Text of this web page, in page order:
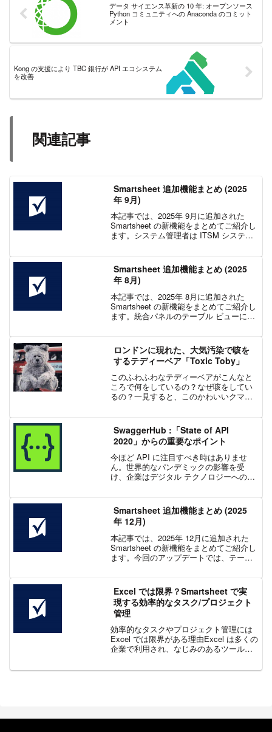
データ サイエンス革新の 10 年: オープンソース
Python コミュニティへの Anaconda のコミット
メント
Kong の支援により TBC 銀行が API エコシステム
を改善
関連記事
Smartsheet 追加機能まとめ (2025
年 9月)
本記事では、2025年 9月に追加された
Smartsheet の新機能をまとめてご紹介し
ます。システム管理者は ITSM システム
組織でもシート管理の効率化と管理負
荷...
Smartsheet 追加機能まとめ (2025
年 8月)
本記事では、2025年 8月に追加された
Smartsheet の新機能をまとめてご紹介し
ます。統合パネルのテーブル ビューに
ら直接ワークフローを...
ロンドンに現れた、大気汚染で咳を
するテディーベア「Toxic Toby」
このふわふわなテディーベアがこんなと
ころで何をしているの？なぜ咳をしてい
るの？一見すると、このかわいいクマの
しょう。これは、英国広告代理店の
McCann London...
SwaggerHub :「State of API
2020」からの重要なポイント
今ほど API に注目すべき時はありませ
ん。世界的なパンデミックの影響を受
け、企業はデジタル テクノロジーへの依
は、デジタル イニシアティブを成功させ
るために不可欠...
Smartsheet 追加機能まとめ (2025
年 12月)
本記事では、2025年 12月に追加された
Smartsheet の新機能をまとめてご紹介し
ます。今回のアップデートでは、テーブ
頼をこれまで以上に明確に把握できるよ
う...
Excel では限界？Smartsheet で実
現する効率的なタスク/プロジェクト
管理
効率的なタスクやプロジェクト管理には
Excel では限界がある理由Excel は多くの
企業で利用され、なじみのあるツールで
います。また、その柔軟性から幅広い業